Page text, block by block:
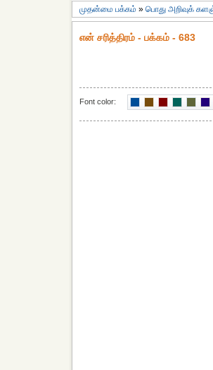
முதன்மை பக்கம் » பொது அறிவுக்
என் சரித்திரம் - பக்கம் - 683
Font color: